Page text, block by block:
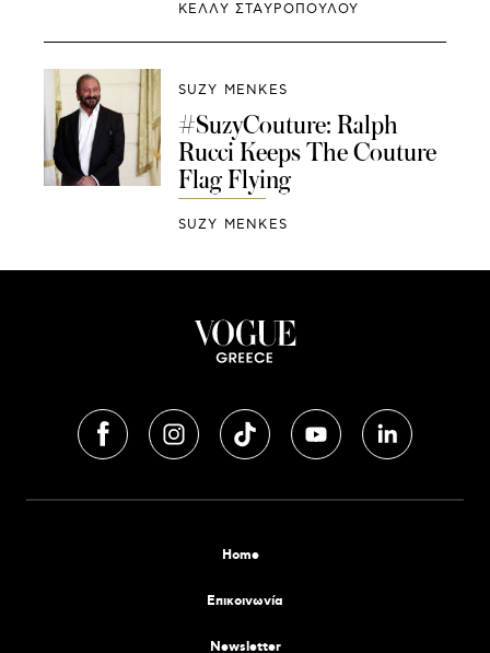
ΚΕΛΛΥ ΣΤΑΥΡΟΠΟΥΛΟΥ
SUZY MENKES
#SuzyCouture: Ralph
Rucci Keeps The Couture
Flag Flying
SUZY MENKES
Home
Επικοινωνία
Newsletter